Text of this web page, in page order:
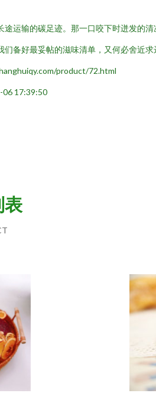
运输的碳足迹。那一口咬下时迸发的清
备好最妥帖的滋味清单，又何必舍近求
product/72.html
06 17:39:50
表